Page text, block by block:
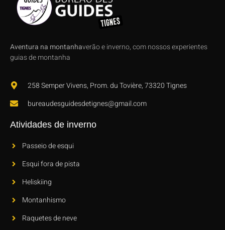
Aventura na montanhaverão e inverno, com nossos experientes
guias de montanha
258 Semper Vivens, Prom. du Tovière, 73320 Tignes
bureaudesguidesdetignes@gmail.com
Atividades de inverno
Passeio de esqui
Esqui fora de pista
Heliskiing
Montanhismo
Raquetes de neve